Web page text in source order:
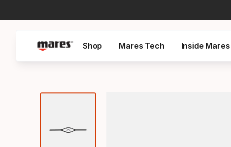
Shop Mares Tech Inside Mares